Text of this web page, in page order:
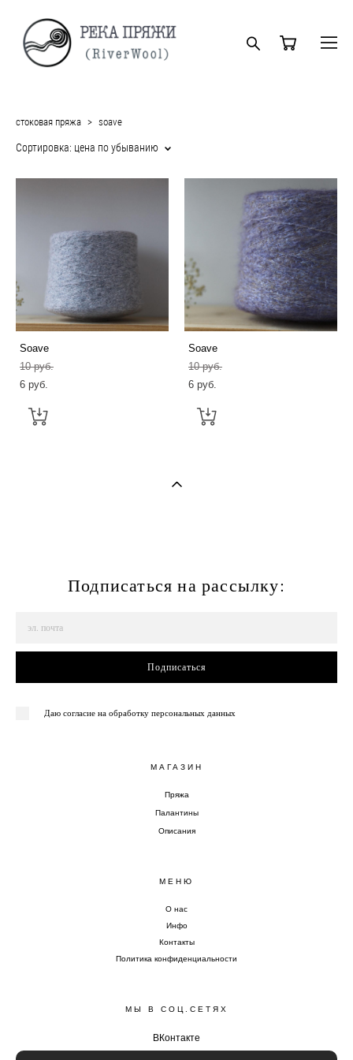
стоковая пряжа > soave
Сортировка: цена по убыванию
Soave
10 pуб.
6 pуб.
Soave
10 pуб.
6 pуб.
Подписаться на рассылку:
Подписаться
Даю согласие на обработку персональных данных
МАГАЗИН
Пряжа
Палантины
Описания
МЕНЮ
О нас
Инфо
Контакты
Политика конфиденциальности
МЫ В СОЦ.СЕТЯХ
ВКонтакте